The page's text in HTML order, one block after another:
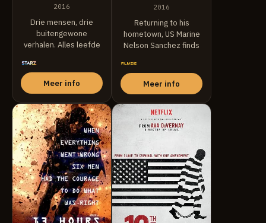
2016
Drie mensen, drie
buitengewone
verhalen. Alles leefde
Londense straten.
Meer info
2016
Returning to his
hometown, US Marine
Nelson Sanchez finds
Meer info